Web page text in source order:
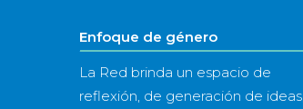
Enfoque de género
La Red brinda un espacio de
reflexión, de generación de ideas,